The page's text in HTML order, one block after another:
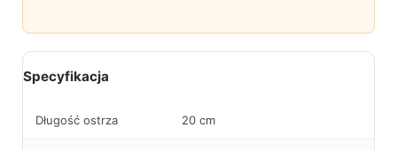
Specyfikacja
Długość ostrza 20 cm